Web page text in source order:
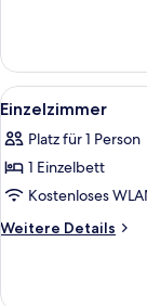
oder
Zweibettzimmer
Alle
Fotos
für
Einzelzimmer
anzeigen
2
Einzelzimmer
Platz für 1 Person
1 Einzelbett
Kostenloses
Weitere Details
Weitere